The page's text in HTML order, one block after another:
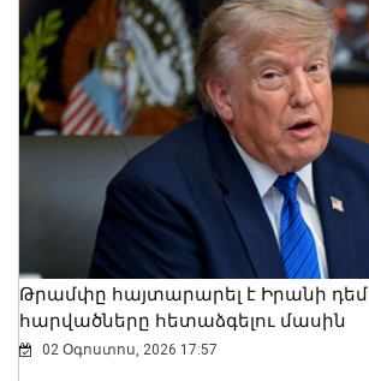
Թրամփը հայտարարել է Իրանի դեմ
հարվածները հետաձգելու մասին
02 Օգոստոս, 2026 17:57